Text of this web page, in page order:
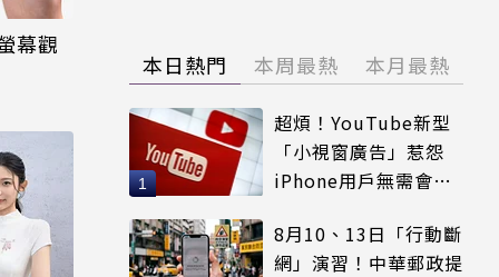
幕觀
本日熱門 本周最熱 本月最熱
超煩！YouTube新型
「小視窗廣告」惹怨
iPhone用戶無需會員
8月10、13日「行動斷
網」演習！中華郵政提